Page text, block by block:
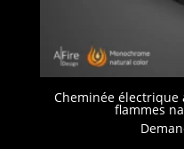
Cheminée électrique
flammes